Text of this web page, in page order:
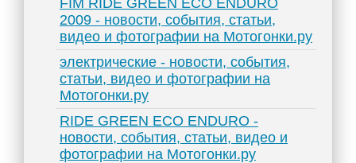
FIM RIDE GREEN ECO ENDURO
2009 - новости, события, статьи,
видео и фотографии на Мотогонки.ру
электрические - новости, события,
статьи, видео и фотографии на
Мотогонки.ру
RIDE GREEN ECO ENDURO -
новости, события, статьи, видео и
фотографии на Мотогонки.ру